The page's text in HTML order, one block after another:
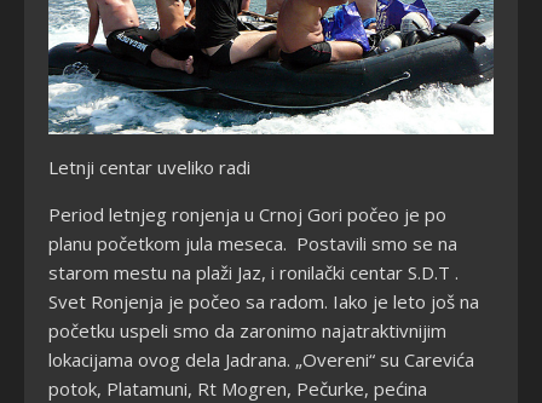
Letnji centar uveliko radi
Period letnjeg ronjenja u Crnoj Gori počeo je po
planu početkom jula meseca. Postavili smo se na
starom mestu na plaži Jaz, i ronilački centar S.D.T .
Svet Ronjenja je počeo sa radom. Iako je leto još na
početku uspeli smo da zaronimo najatraktivnijim
lokacijama ovog dela Jadrana. „Overeni“ su Carevića
potok, Platamuni, Rt Mogren, Pečurke, pećina